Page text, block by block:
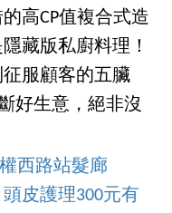
高CP值複合式造
藏版私廚料理！
服顧客的五臟
好生意，絕非沒
西路站髮廊
皮護理300元有